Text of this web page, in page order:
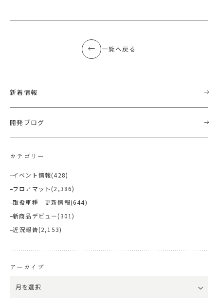
一覧へ戻る
新着情報
開発ブログ
カテゴリー
イベント情報(428)
フロアマット (2,386)
取扱車種 更新情報(644)
新商品デビュー(301)
近況報告(2,153)
アーカイブ